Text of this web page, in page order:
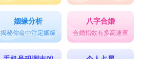
姻缘分析
揭秘你命中注定姻缘
八字合婚
合婚指数有多高速查